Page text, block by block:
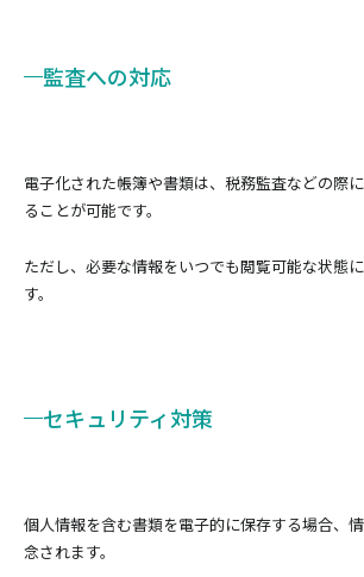
監査への対応
電子化された帳簿や書類は、税務監査などの際
ることが可能です。
ただし、必要な情報をいつでも閲覧可能な状態
す。
セキュリティ対策
個人情報を含む書類を電子的に保存する場合、
念されます。